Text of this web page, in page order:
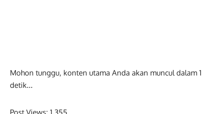
Mohon tunggu, konten utama Anda akan muncul dalam 1
detik...